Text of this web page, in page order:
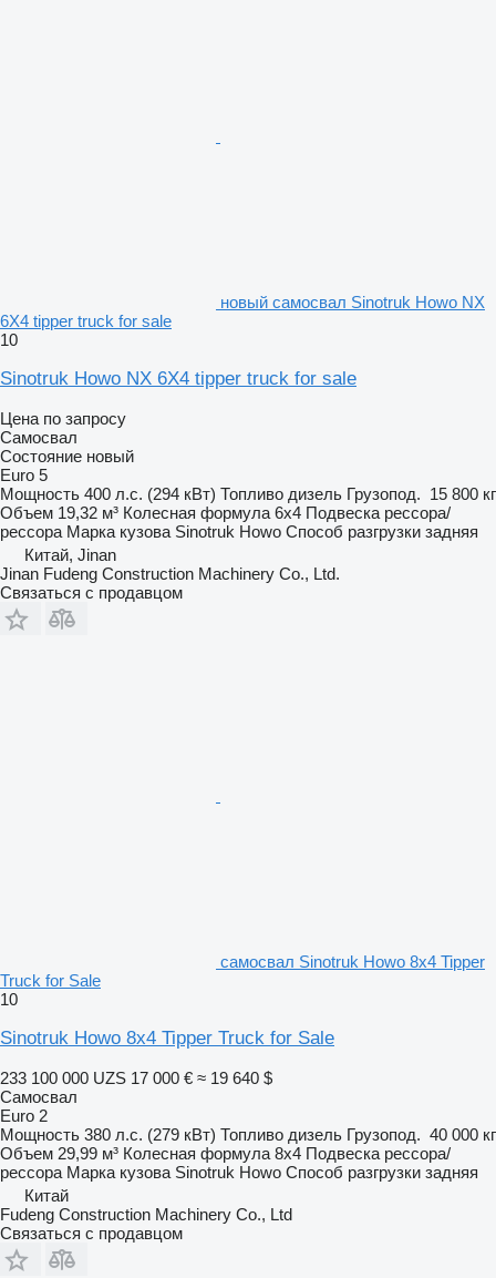
новый самосвал Sinotruk Howo NX
6X4 tipper truck for sale
10
Sinotruk Howo NX 6X4 tipper truck for sale
Цена по запросу
Самосвал
Состояние новый
Euro 5
Мощность 400 л.с. (294 кВт) Топливо дизель Грузопод. 15 800 кг
Объем 19,32 м³ Колесная формула 6x4 Подвеска рессора/
рессора Марка кузова Sinotruk Howo Способ разгрузки задняя
Китай, Jinan
Jinan Fudeng Construction Machinery Co., Ltd.
Связаться с продавцом
самосвал Sinotruk Howo 8x4 Tipper
Truck for Sale
10
Sinotruk Howo 8x4 Tipper Truck for Sale
233 100 000 UZS 17 000 € ≈ 19 640 $
Самосвал
Euro 2
Мощность 380 л.с. (279 кВт) Топливо дизель Грузопод. 40 000 кг
Объем 29,99 м³ Колесная формула 8x4 Подвеска рессора/
рессора Марка кузова Sinotruk Howo Способ разгрузки задняя
Китай
Fudeng Construction Machinery Co., Ltd
Связаться с продавцом